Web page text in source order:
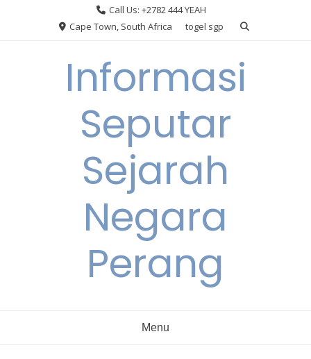
Call Us: +2782 444 YEAH
Cape Town, South Africa
togel sgp
Informasi
Seputar
Sejarah
Negara
Perang
Menu